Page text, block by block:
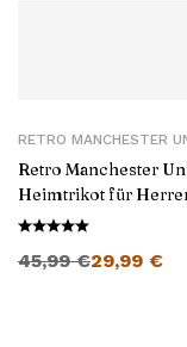
RETRO MANCHESTER
Retro Manchester
Heimtrikot für
1990/92
45,99€29,99 €